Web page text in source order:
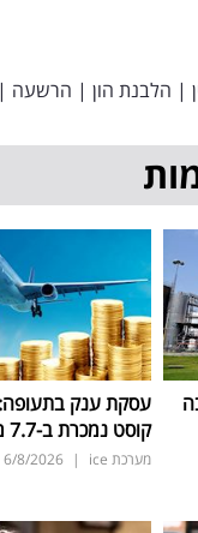
| הלבנת הון | הרשעה |
עסקת ענק בתעופה:
קוסט נמכרת ב-7.7 מיליארד דולר
מערכת ice |
6/8/2026